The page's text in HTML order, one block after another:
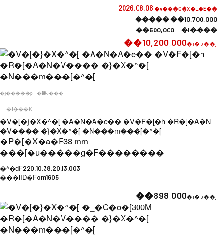
2026.08.06 �v���C�X�_�E��
�����i��10,700,000
��500,000 �l����
��10,200,000�i�ō��j
�j�����p �݌ɂ���
�I���K
�V�[�}�X�^�[ �A�N�A�e�� �V�F�[�h �R�[�A�N
�V���� �}�X�^�[ �N���m���[�^�[
�P�[�X�a�F38 mm
���[�u�����g�F��������
�^�ԁF220.10.38.20.13.003
���iID�Fom1605
��898,000�i�ō��j